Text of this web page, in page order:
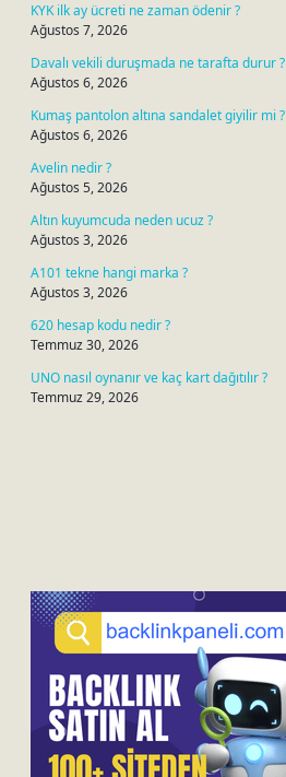
KYK ilk ay ücreti ne zaman ödenir ?
Ağustos 7, 2026
Davalı vekili duruşmada ne tarafta durur ?
Ağustos 6, 2026
Kumaş pantolon altına sandalet giyilir mi ?
Ağustos 6, 2026
Avelin nedir ?
Ağustos 5, 2026
Altın kuyumcuda neden ucuz ?
Ağustos 3, 2026
A101 tekne hangi marka ?
Ağustos 3, 2026
620 hesap kodu nedir ?
Temmuz 30, 2026
UNO nasıl oynanır ve kaç kart dağıtılır ?
Temmuz 29, 2026